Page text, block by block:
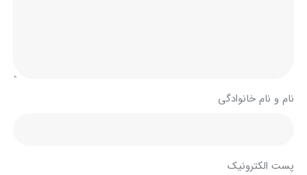
نام و نام خانوادگی
پست الکترونیک